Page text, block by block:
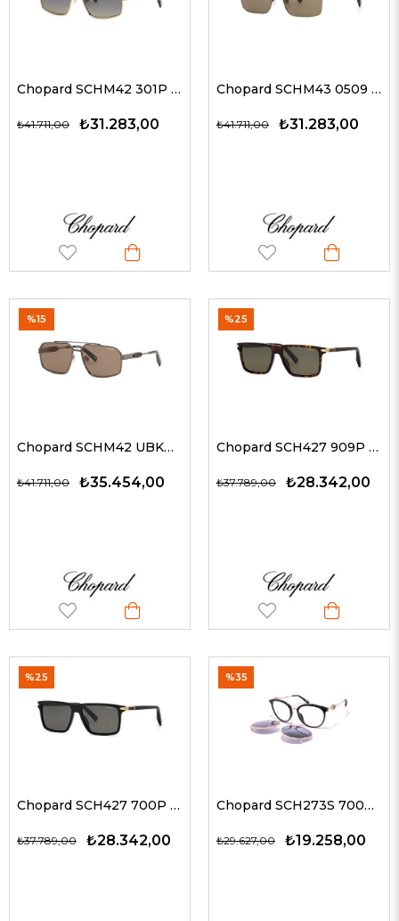
Chopard SCHM42 301P 61 G Güneş Gözlüğü
₺31.283,00
₺41.711,00
Chopard SCHM43 0509 60 G Erkek Güneş Gözlükleri
₺31.283,00
₺41.711,00
Chopard SCHM42 UBKP 61 G Erkek Güneş Gözlükleri
₺35.454,00
₺41.711,00
%15
Chopard SCH427 909P 58 G Erkek Güneş Gözlükleri
₺28.342,00
₺37.789,00
%25
Chopard SCH427 700P 58 G Erkek Güneş Gözlükleri
₺28.342,00
₺37.789,00
%25
Chopard SCH273S 700P 53-19 G Kadın Güneş Gözlükleri
₺19.258,00
₺29.627,00
%35